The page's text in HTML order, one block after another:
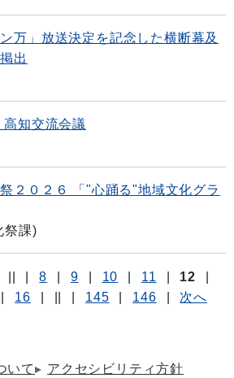
万」放送決定を記念した横断幕及
出
知交流会議
２０２６ 「"心踊る"地域文化グラ
祭課)
8 9 10 11 12
16 145 146 次へ
いて
アクセシビリティ方針